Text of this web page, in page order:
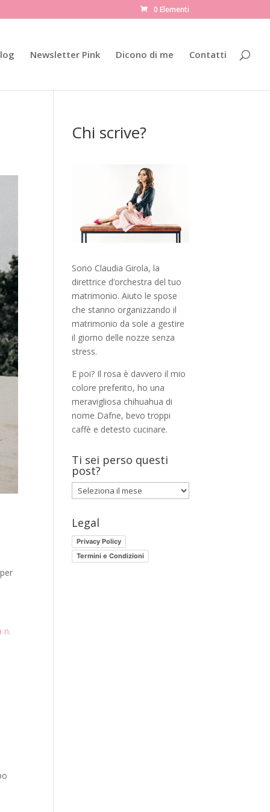
0 Elementi
Newsletter Pink Dicono di me Contatti
n.
Chi scrive?
Sono Claudia Girola, la
direttrice d’orchestra del tuo
matrimonio. Aiuto le spose
che stanno organizzando il
matrimonio da sole a gestire
il giorno delle nozze senza
stress.
E poi? Il rosa è davvero il mio
colore preferito, ho una
meravigliosa chihuahua di
nome Dafne, bevo troppi
caffè e detesto cucinare.
Ti sei perso questi
post?
Ti
sei
questi
post?
Legal
Privacy Policy
Termini e Condizioni